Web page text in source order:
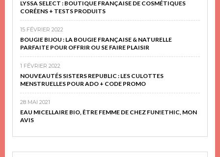
LYSSA SELECT : BOUTIQUE FRANÇAISE DE COSMÉTIQUES
CORÉENS + TESTS PRODUITS
15 FÉVRIER 2022
BOUGIE BIJOU : LA BOUGIE FRANÇAISE & NATURELLE
PARFAITE POUR OFFRIR OU SE FAIRE PLAISIR
1 FÉVRIER 2022
NOUVEAUTÉS SISTERS REPUBLIC : LES CULOTTES
MENSTRUELLES POUR ADO + CODE PROMO
28 MAI 2021
EAU MICELLAIRE BIO, ÊTRE FEMME DE CHEZ FUN!ETHIC, MON
AVIS